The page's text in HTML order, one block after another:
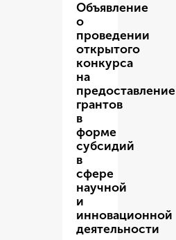
Объявление
о
проведении
открытого
конкурса
на
предоставление
грантов
в
форме
субсидий
в
сфере
научной
и
инновационной
деятельности